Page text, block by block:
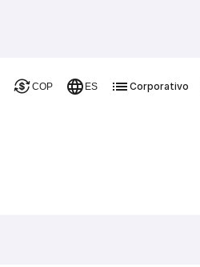
COP ES Corporativo